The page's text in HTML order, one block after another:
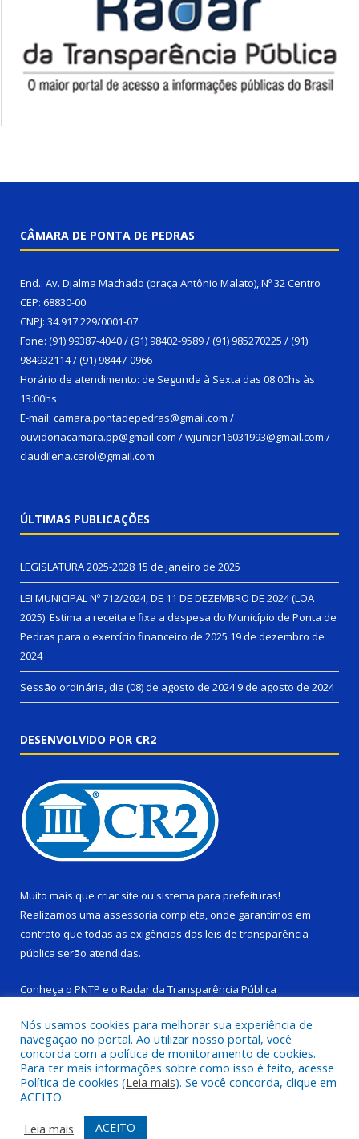
CÂMARA DE PONTA DE PEDRAS
End.: Av. Djalma Machado (praça Antônio Malato), Nº 32 Centro
CEP: 68830-00
CNPJ: 34.917.229/0001-07
Fone: (91) 99387-4040 / (91) 98402-9589 / (91) 985270225 / (91)
984932114 / (91) 98447-0966
Horário de atendimento: de Segunda à Sexta das 08:00hs às
13:00hs
E-mail: camara.pontadepedras@gmail.com /
ouvidoriacamara.pp@gmail.com / wjunior16031993@gmail.com /
claudilena.carol@gmail.com
ÚLTIMAS PUBLICAÇÕES
LEGISLATURA 2025-2028 15 de janeiro de 2025
LEI MUNICIPAL Nº 712/2024, DE 11 DE DEZEMBRO DE 2024 (LOA
2025): Estima a receita e fixa a despesa do Município de Ponta de
Pedras para o exercício financeiro de 2025 19 de dezembro de
2024
Sessão ordinária, dia (08) de agosto de 20249 de agosto de 2024
DESENVOLVIDO POR CR2
Muito mais que criar site ou sistema para prefeituras!
Realizamos uma assessoria completa, onde garantimos em
contrato que todas as exigências das leis de transparência
pública serão atendidas.
Conheça o PNTP e o Radar da Transparência Pública
Todos os direitos reservados a Câmara Municipal de Ponta de
Pedras.
Mapa do Site
Acessar Área Administrativa
Nós usamos cookies para melhorar sua experiência de
navegação no portal. Ao utilizar nosso portal, você
concorda com a política de monitoramento de cookies.
Para ter mais informações sobre como isso é feito, acesse
Política de cookies (Leia mais). Se você concorda, clique em
ACEITO.
Leia mais
ACEITO